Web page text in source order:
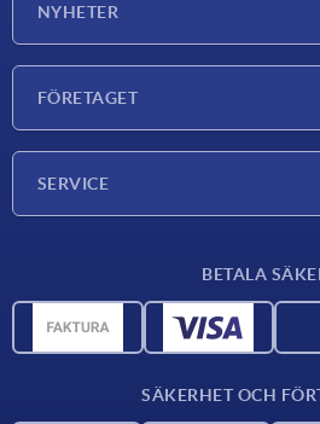
NYHETER
FÖRETAGET
SERVICE
CAD-data
BETALA
SÄKERHET OCH